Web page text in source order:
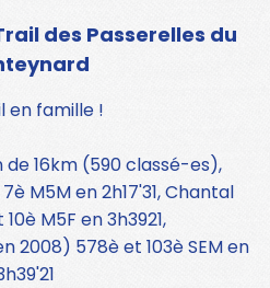
des Passerelles du
en famille !
de 16km (590 classé-es),
M5M en 2h17'31, Chantal
M5F en 3h3921,
2008) 578è et 103è SEM en